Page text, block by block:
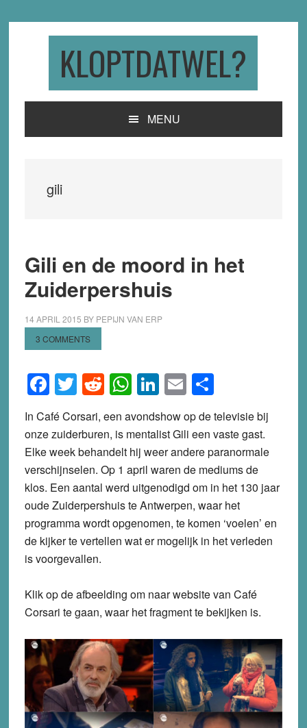
KLOPTDATWEL?
MENU
gili
Gili en de moord in het
Zuiderpershuis
14 APRIL 2015 BY PEPIJN VAN ERP
3 COMMENTS
Facebook
Twitter
Reddit
WhatsApp
LinkedIn
EmailShare
In Café Corsari, een avondshow op de televisie bij
onze zuiderburen, is mentalist Gili een vaste gast.
Elke week behandelt hij weer andere paranormale
verschijnselen. Op 1 april waren de mediums de
klos. Een aantal werd uitgenodigd om in het 130 jaar
oude Zuiderpershuis te Antwerpen, waar het
programma wordt opgenomen, te komen ‘voelen’ en
de kijker te vertellen wat er mogelijk in het verleden
is voorgevallen.
Klik op de afbeelding om naar website van Café
Corsari te gaan, waar het fragment te bekijken is.